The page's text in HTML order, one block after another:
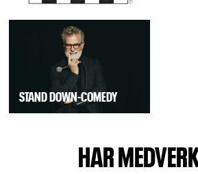
STAND DOWN-COMEDY
HAR